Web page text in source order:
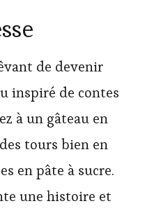
de devenir
inspiré de contes
à un gâteau en
tours bien en
en pâte à sucre.
une histoire et